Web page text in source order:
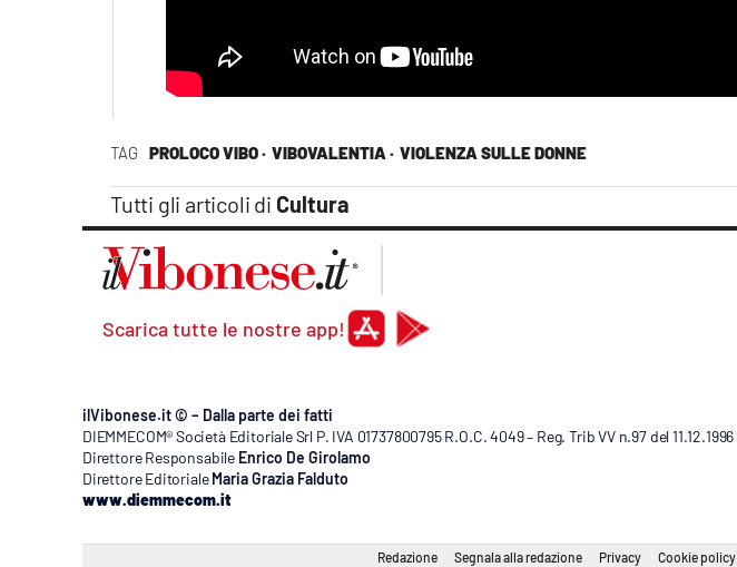
TAG PROLOCO VIBO · VIBOVALENTIA · VIOLENZA SULLE DONNE
Tutti gli articoli di Cultura
Scarica tutte le nostre app!
ilVibonese.it © – Dalla parte dei fatti
DIEMMECOM® Società Editoriale Srl P. IVA 01737800795 R.O.C. 4049 – Reg. Trib VV n.97 del 11.12.1996
Direttore Responsabile Enrico De Girolamo
Direttore Editoriale Maria Grazia Falduto
www.diemmecom.it
Redazione Segnala alla redazione Privacy Cookie policy